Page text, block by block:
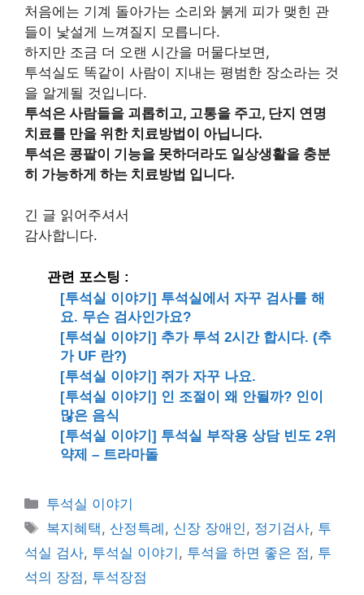
처음에는 기계 돌아가는 소리와 붉게 피가 맺힌 관
들이 낯설게 느껴질지 모릅니다.
하지만 조금 더 오랜 시간을 머물다보면,
투석실도 똑같이 사람이 지내는 평범한 장소라는 것
을 알게될 것입니다.
투석은 사람들을 괴롭히고, 고통을 주고, 단지 연명
치료를 만을 위한 치료방법이 아닙니다.
투석은 콩팥이 기능을 못하더라도 일상생활을 충분
히 가능하게 하는 치료방법 입니다.
긴 글 읽어주셔서
감사합니다.
관련 포스팅 :
[투석실 이야기] 투석실에서 자꾸 검사를 해
요. 무슨 검사인가요?
[투석실 이야기] 추가 투석 2시간 합시다. (추
가 UF 란?)
[투석실 이야기] 쥐가 자꾸 나요.
[투석실 이야기] 인 조절이 왜 안될까? 인이
많은 음식
[투석실 이야기] 투석실 부작용 상담 빈도 2위
약제 – 트라마돌
카
테
고
리
투석실 이야기
태
그
복지혜택 ,산정특례 , 신장 장애인 , 정기검사, 투
석실 검사, 투석실 이야기 , 투석을 하면 좋은 점 , 투
석의 장점 , 투석장점